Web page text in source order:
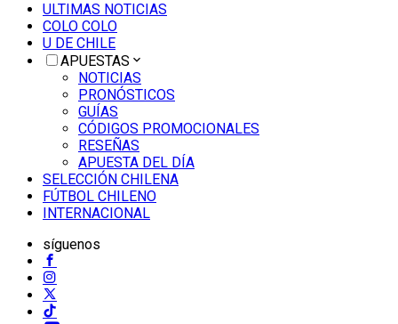
ULTIMAS NOTICIAS
COLO COLO
U DE CHILE
APUESTAS
NOTICIAS
PRONÓSTICOS
GUÍAS
CÓDIGOS PROMOCIONALES
RESEÑAS
APUESTA DEL DÍA
SELECCIÓN CHILENA
FÚTBOL CHILENO
INTERNACIONAL
síguenos